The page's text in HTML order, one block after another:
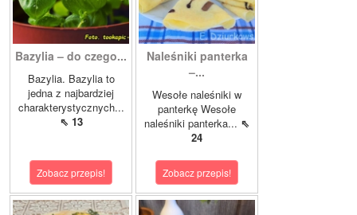
Bazylia – do czego...
Bazylia. Bazylia to
jedna z najbardziej
charakterystycznych...
⇖ 13
Zobacz przepis!
Naleśniki panterka
–...
Wesołe naleśniki w
panterkę Wesołe
naleśniki panterka... ⇖
24
Zobacz przepis!